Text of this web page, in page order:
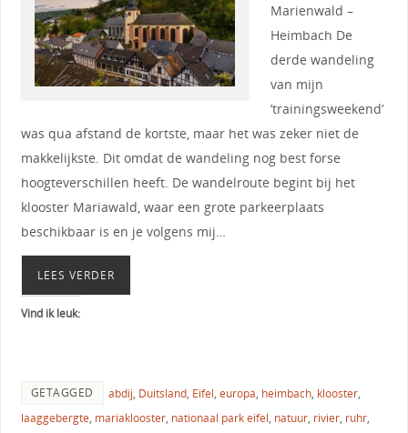
Marienwald –
Heimbach De
derde wandeling
van mijn
’trainingsweekend’
was qua afstand de kortste, maar het was zeker niet de
makkelijkste. Dit omdat de wandeling nog best forse
hoogteverschillen heeft. De wandelroute begint bij het
klooster Mariawald, waar een grote parkeerplaats
beschikbaar is en je volgens mij…
LEES VERDER
Vind ik leuk:
GETAGGED abdij, Duitsland, Eifel, europa, heimbach, klooster,
laaggebergte, mariaklooster, nationaal park eifel, natuur, rivier, ruhr,